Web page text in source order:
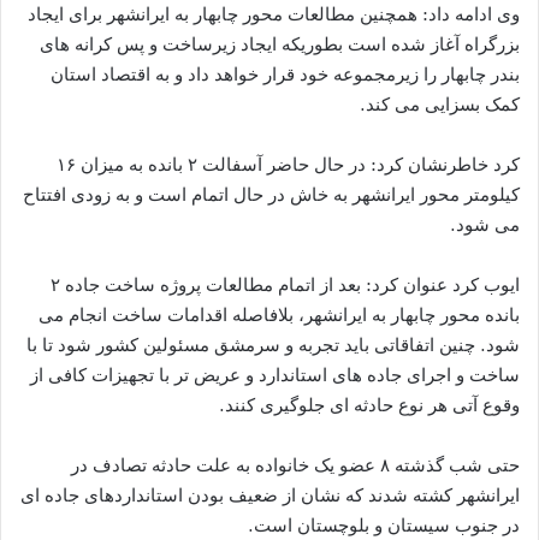
وی ادامه داد: همچنین مطالعات محور چابهار به ایرانشهر برای ایجاد
بزرگراه آغاز شده است بطوریکه ایجاد زیرساخت و پس کرانه های
بندر چابهار را زیرمجموعه خود قرار خواهد داد و به اقتصاد استان
کمک بسزایی می کند.
کرد خاطرنشان کرد: در حال حاضر آسفالت ۲ بانده به میزان ۱۶
کیلومتر محور ایرانشهر به خاش در حال اتمام است و به زودی افتتاح
می شود.
ایوب کرد عنوان کرد: بعد از اتمام مطالعات پروژه ساخت جاده ۲
بانده محور چابهار به ایرانشهر، بلافاصله اقدامات ساخت انجام می
شود. چنین اتفاقاتی باید تجربه و سرمشق مسئولین کشور شود تا با
ساخت و اجرای جاده های استاندارد و عریض تر با تجهیزات کافی از
وقوع آتی هر نوع حادثه ای جلوگیری کنند.
حتی شب گذشته ۸ عضو یک خانواده به علت حادثه تصادف در
ایرانشهر کشته شدند که نشان از ضعیف بودن استانداردهای جاده ای
در جنوب سیستان و بلوچستان است.